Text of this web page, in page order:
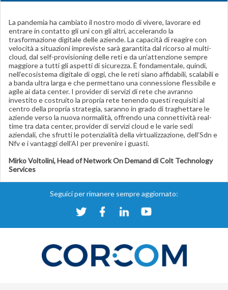
La pandemia ha cambiato il nostro modo di vivere, lavorare ed
entrare in contatto gli uni con gli altri, accelerando la
trasformazione digitale delle aziende. La capacità di reagire con
velocità a situazioni impreviste sarà garantita dal ricorso al multi-
cloud, dal self-provisioning delle reti e da un’attenzione sempre
maggiore a tutti gli aspetti di sicurezza. È fondamentale, quindi,
nell’ecosistema digitale di oggi, che le reti siano affidabili, scalabili e
a banda ultra larga e che permettano una connessione flessibile e
agile ai data center. I provider di servizi di rete che avranno
investito e costruito la propria rete tenendo questi requisiti al
centro della propria strategia, saranno in grado di traghettare le
aziende verso la nuova normalità, offrendo una connettività real-
time tra data center, provider di servizi cloud e le varie sedi
aziendali, che sfrutti le potenzialità della virtualizzazione, dell’Sdn e
Nfv e i vantaggi dell’AI per prevenire i guasti.
Mirko Voltolini, Head of Network On Demand di Colt Technology
Services
Seguici per rimanere sempre aggiornato: